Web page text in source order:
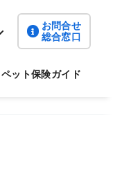
お問合せ
総合窓口
ペット保険ガイド